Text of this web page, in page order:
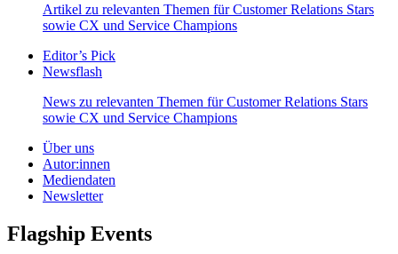
Artikel zu relevanten Themen für Customer Relations Stars
sowie CX und Service Champions
Editor’s Pick
Newsflash
News zu relevanten Themen für Customer Relations Stars
sowie CX und Service Champions
Über uns
Autor:innen
Mediendaten
Newsletter
Flagship Events